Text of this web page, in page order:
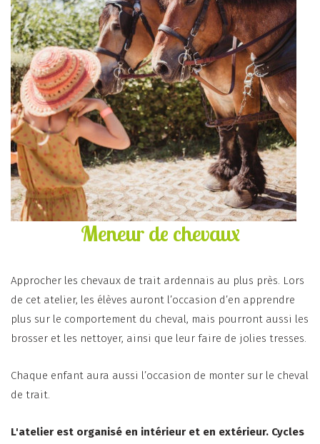
Meneur de chevaux
Approcher les chevaux de trait ardennais au plus près. Lors
de cet atelier, les élèves auront l’occasion d’en apprendre
plus sur le comportement du cheval, mais pourront aussi les
brosser et les nettoyer, ainsi que leur faire de jolies tresses.
Chaque enfant aura aussi l’occasion de monter sur le cheval
de trait.
L'atelier est organisé en intérieur et en extérieur. Cycles